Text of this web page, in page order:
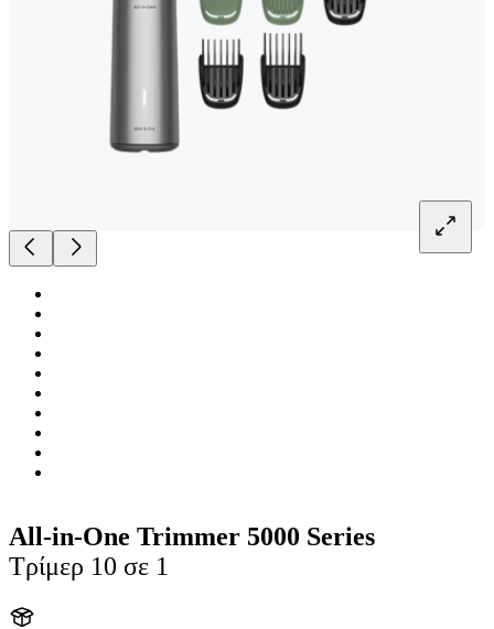
All-in-One Trimmer 5000 Series
Τρίμερ 10 σε 1